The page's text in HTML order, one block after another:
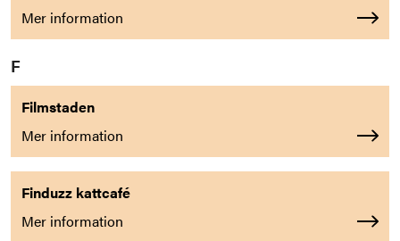
Mer information
F
Filmstaden
Mer information
Finduzz kattcafé
Mer information